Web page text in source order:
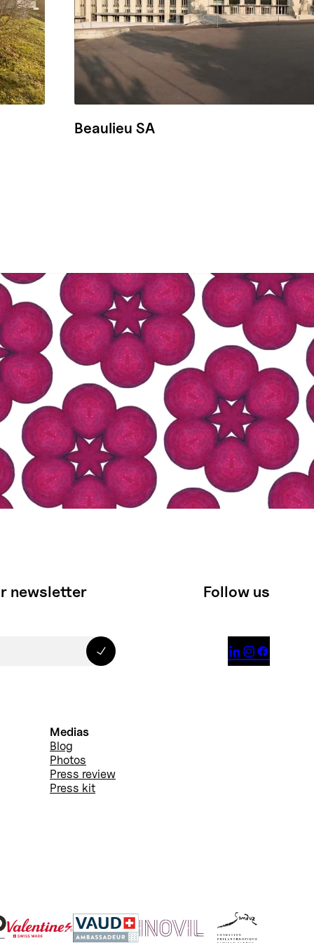
Beaulieu SA
newsletter
Medias
Blog
Photos
Press review
Press kit
Follow us
  